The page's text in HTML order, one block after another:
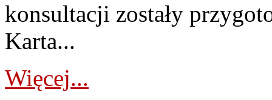
konsultacji zostały
Karta...
Więcej...